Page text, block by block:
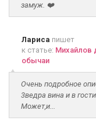
замуж. ❤️
Лариса пишет
к статье: Михайлов
обычаи
Очень подробное
3ведра вина и в
Может,и...